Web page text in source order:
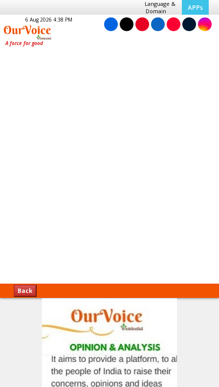
Language &
Domain
APPs
6 Aug 2026 4:38 PM
Back